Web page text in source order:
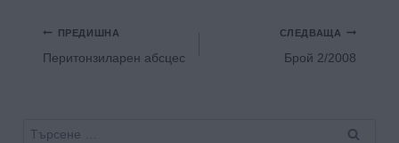
Навигация
ПРЕДИШНА
Перитонзиларен абсцес
СЛЕДВАЩА
Брой 2/2008
Търсене